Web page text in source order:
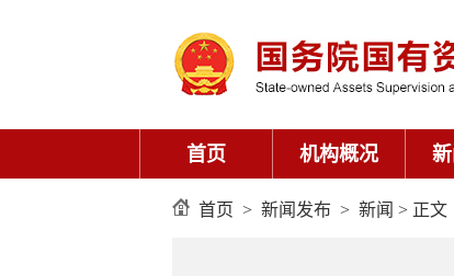
首页 机构概况
首页 > 新闻发布 > 新闻 > 正文